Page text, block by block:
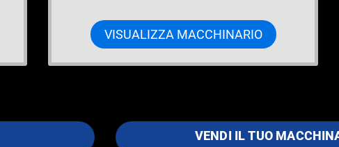
VISUALIZZA MACCHINARIO
VENDI IL TUO